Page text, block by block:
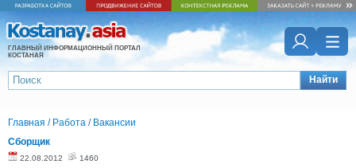
ГЛАВНЫЙ ИНФОРМАЦИОННЫЙ ПОРТАЛ
КОСТАНАЯ
Найти
Главная / Работа / Вакансии
Сборщик
22.08.2012 1460